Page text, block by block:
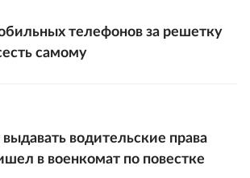
телефонов за решетку
самому
водительские права
в военкомат по повестке